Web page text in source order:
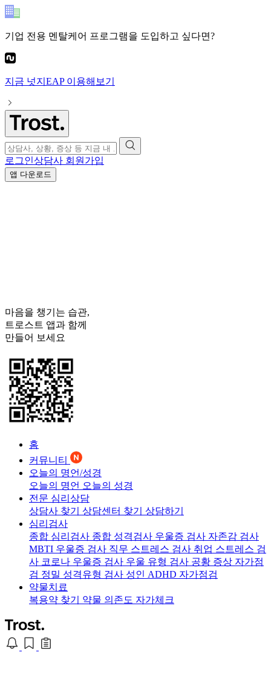
기업 전용 멘탈케어 프로그램을 도입하고 싶다면?
지금 넛지EAP이용해보기
로그인상담사 회원가입
앱 다운로드
마음을 챙기는 습관,
트로스트 앱과 함께
만들어 보세요
홈
커뮤니티
오늘의 명언/성경
오늘의 명언 오늘의 성경
전문 심리상담
상담사 찾기 상담센터 찾기 상담하기
심리검사
종합 심리검사 종합 성격검사 우울증 검사 자존감 검사
MBTI 우울증 검사 직무 스트레스 검사 취업 스트레스 검
사 코로나 우울증 검사 우울 유형 검사 공황 증상 자가점
검 정밀 성격유형 검사 성인 ADHD 자가점검
약물치료
복용약 찾기 약물 의존도 자가체크